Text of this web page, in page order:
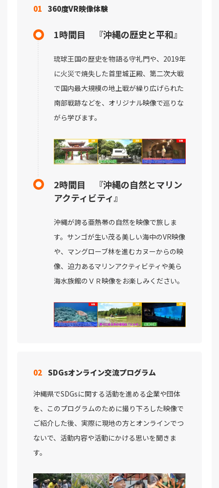
01 360度VR映像体験
1時間目 『沖縄の歴史と平和』
琉球王国の歴史を物語る守礼門や、2019年
に火災で焼失した首里城正殿、第二次大戦
で国内最大規模の地上戦が繰り広げられた
南部戦跡などを、オリジナル映像で巡りな
がら学びます。
2時間目 『沖縄の自然とマリン
アクティビティ』
沖縄が誇る亜熱帯の自然を映像で旅しま
す。サンゴが生い茂る美しい海中のVR映像
や、マングローブ林を進むカヌーからの映
像、迫力あるマリンアクティビティや美ら
海水族館のＶＲ映像をお楽しみください。
02 SDGsオンライン交流プログラム
沖縄県でSDGsに関する活動を進める企業や団体
を、このプログラムのために撮り下ろした映像で
ご紹介した後、実際に現地の方とオンラインでつ
ないで、活動内容や活動にかける思いを聞きま
す。